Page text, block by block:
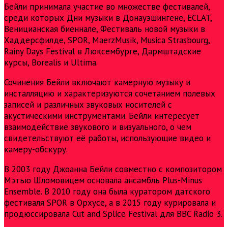
Бейли принимала участие во множестве фестивалей,
среди которых Дни музыки в Донауэшингене, ECLAT,
Веницианская биеннале, Фестиваль новой музыки в
Хаддерсфилде, SPOR, MaerzMusik, Musica Strasbourg,
Rainy Days Festival в Люксембурге, Дармштадские
курсы, Borealis и Ultima.
Сочинения Бейли включают камерную музыку и
инсталляцию и характеризуются сочетанием полевых
записей и различных звуковых носителей с
акустическими инструментами. Бейли интересует
взаимодействие звукового и визуального, о чем
свидетельствуют её работы, использующие видео и
камеру-обскуру.
В 2003 году Джоанна Бейли совместно с композитором
Мэтью Шломовицем основала ансамбль Plus-Minus
Ensemble. В 2010 году она была куратором датского
фестиваля SPOR в Орхусе, а в 2015 году курировала и
продюссировала Cut and Splice Festival для BBC Radio 3.